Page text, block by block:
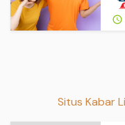
Situs Kabar